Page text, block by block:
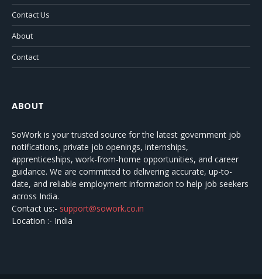
Contact Us
About
Contact
ABOUT
SoWork is your trusted source for the latest government job
notifications, private job openings, internships,
apprenticeships, work-from-home opportunities, and career
guidance. We are committed to delivering accurate, up-to-
date, and reliable employment information to help job seekers
across India.
Contact us:- support@sowork.co.in
Location :- India